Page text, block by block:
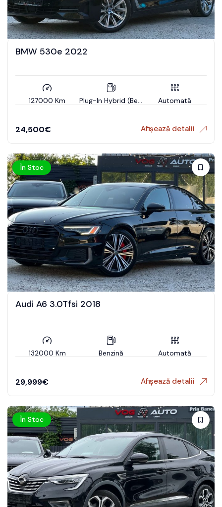
BMW 530e 2022
127000 Km Plug-In Hybrid (Benzin) Automată
24,500€ Afișează detalii
În Stoc
Audi A6 3.0Tfsi 2018
132000 Km Benzină Automată
29,999€ Afișează detalii
În Stoc